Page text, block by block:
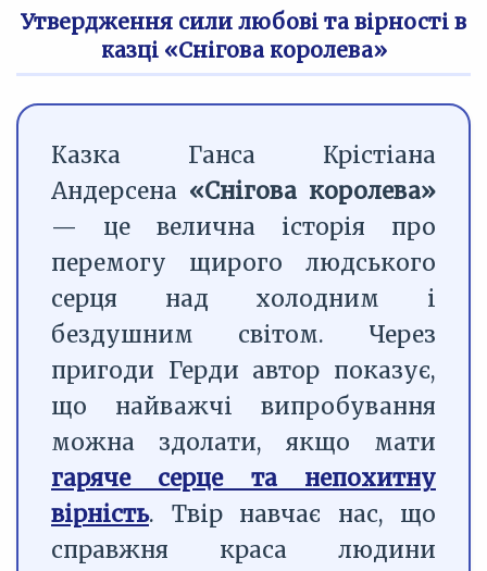
Утвердження сили любові та вірності в
казці «Снігова королева»
Казка Ганса Крістіана
Андерсена «Снігова королева»
— це велична історія про
перемогу щирого людського
серця над холодним і
бездушним світом. Через
пригоди Герди автор показує,
що найважчі випробування
можна здолати, якщо мати
гаряче серце та непохитну
вірність. Твір навчає нас, що
справжня краса людини